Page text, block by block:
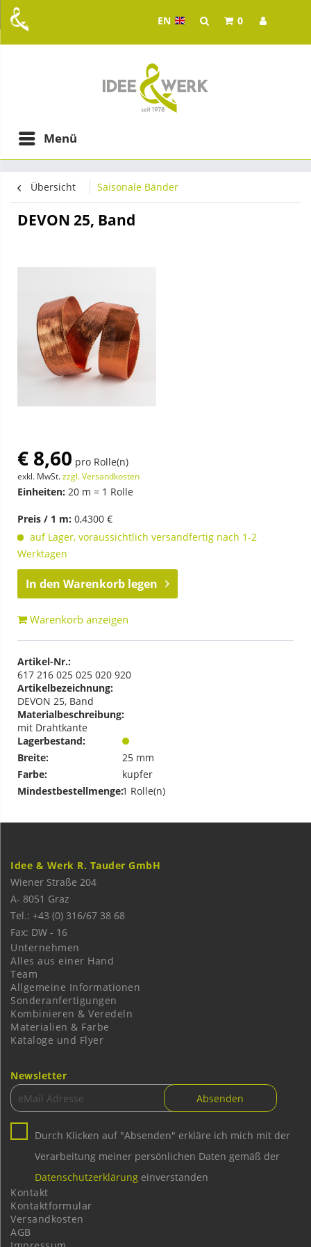
EN Idee & Werk - your
0
Menü
Übersicht Saisonale Bänder
in Graz
DEVON 25, Band
€ 8,60 pro Rolle(n)
exkl. MwSt.zzgl. Versandkosten
Einheiten: 20 m = 1 Rolle
Preis / 1 m: 0,4300 €
auf Lager, voraussichtlich versandfertig nach 1-2
Werktagen
In den Warenkorb legen
Warenkorb anzeigen
Artikel-Nr.:
617 216 025 025 020 920
Artikelbezeichnung:
DEVON 25, Band
Materialbeschreibung:
mit Drahtkante
Lagerbestand:
Breite:
25 mm
Farbe:
kupfer
Mindestbestellmenge:1 Rolle(n)
Idee & Werk R. Tauder GmbH
Wiener Straße 204
A- 8051 Graz
Tel.: +43 (0) 316/67 38 68
Fax: DW - 16
Unternehmen
Alles aus einer Hand
Team
Allgemeine Informationen
Sonderanfertigungen
Kombinieren & Veredeln
Materialien & Farbe
Kataloge und Flyer
Newsletter
Durch Klicken auf "Absenden" erkläre ich mich mit der
Verarbeitung meiner persönlichen Daten gemäß der
Datenschutzerklärung einverstanden
Kontakt
Kontaktformular
Versandkosten
AGB